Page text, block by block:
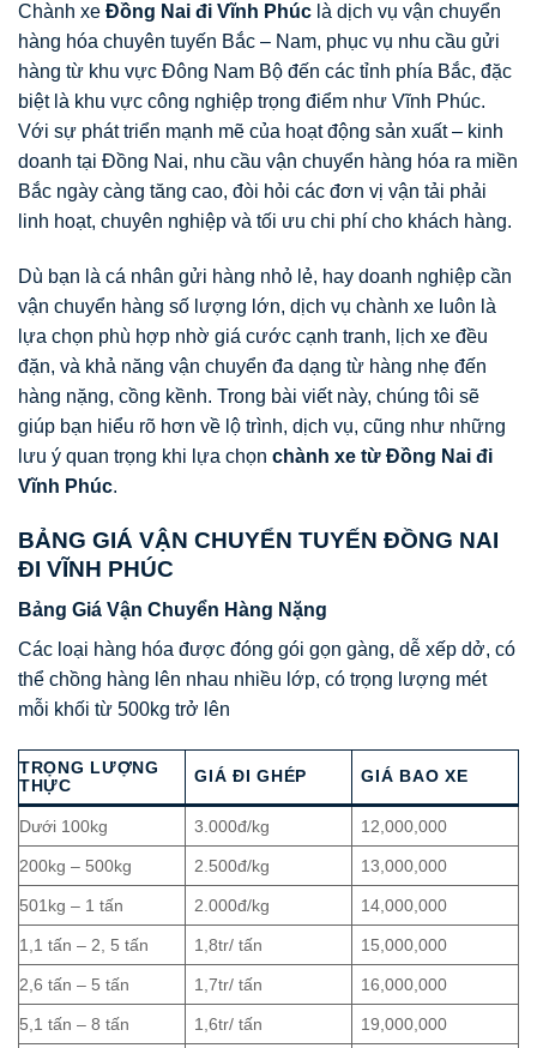
Chành xe Đồng Nai đi Vĩnh Phúc là dịch vụ vận chuyển
hàng hóa chuyên tuyến Bắc – Nam, phục vụ nhu cầu gửi
hàng từ khu vực Đông Nam Bộ đến các tỉnh phía Bắc, đặc
biệt là khu vực công nghiệp trọng điểm như Vĩnh Phúc.
Với sự phát triển mạnh mẽ của hoạt động sản xuất – kinh
doanh tại Đồng Nai, nhu cầu vận chuyển hàng hóa ra miền
Bắc ngày càng tăng cao, đòi hỏi các đơn vị vận tải phải
linh hoạt, chuyên nghiệp và tối ưu chi phí cho khách hàng.
Dù bạn là cá nhân gửi hàng nhỏ lẻ, hay doanh nghiệp cần
vận chuyển hàng số lượng lớn, dịch vụ chành xe luôn là
lựa chọn phù hợp nhờ giá cước cạnh tranh, lịch xe đều
đặn, và khả năng vận chuyển đa dạng từ hàng nhẹ đến
hàng nặng, cồng kềnh. Trong bài viết này, chúng tôi sẽ
giúp bạn hiểu rõ hơn về lộ trình, dịch vụ, cũng như những
lưu ý quan trọng khi lựa chọn chành xe từ Đồng Nai đi
Vĩnh Phúc.
BẢNG GIÁ VẬN CHUYỂN TUYẾN ĐỒNG NAI
ĐI VĨNH PHÚC
Bảng Giá Vận Chuyển Hàng Nặng
Các loại hàng hóa được đóng gói gọn gàng, dễ xếp dở, có
thể chồng hàng lên nhau nhiều lớp, có trọng lượng mét
mỗi khối từ 500kg trở lên
TRỌNG LƯỢNG
THỰC
GIÁ ĐI GHÉP GIÁ BAO XE
Dưới 100kg 3.000đ/kg 12,000,000
200kg – 500kg 2.500đ/kg 13,000,000
501kg – 1 tấn 2.000đ/kg 14,000,000
1,1 tấn – 2, 5 tấn 1,8tr/ tấn 15,000,000
2,6 tấn – 5 tấn 1,7tr/ tấn 16,000,000
5,1 tấn – 8 tấn 1,6tr/ tấn 19,000,000